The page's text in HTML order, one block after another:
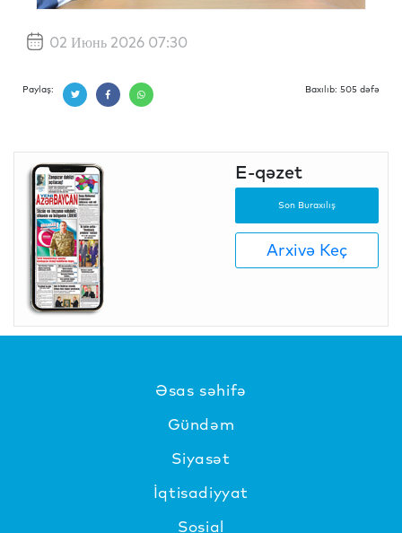
02 Июнь 2026 07:30
Paylaş: Baxılıb: 505 dəfə
E-qəzet
Son Buraxılış
Arxivə Keç
Əsas səhifə
Gündəm
Siyasət
İqtisadiyyat
Sosial